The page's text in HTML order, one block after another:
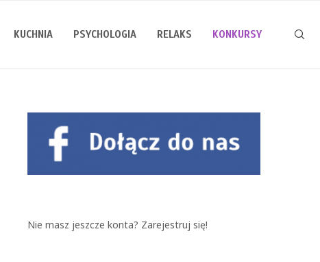
KUCHNIA PSYCHOLOGIA RELAKS KONKURSY
Nie masz jeszcze konta? Zarejestruj się!